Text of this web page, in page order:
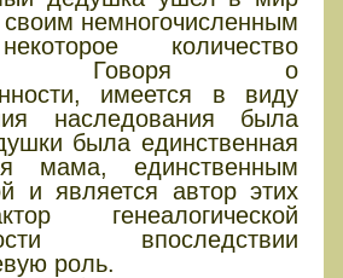
своим немногочисленным
количество
Говоря о
имеется в виду
наследования была
была единственная
единственным
и является автор этих
генеалогической
впоследствии
роль.